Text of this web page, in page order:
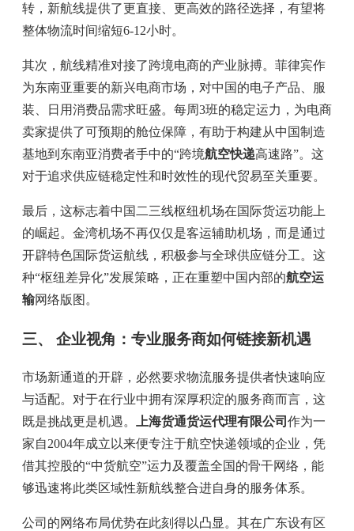
转，新航线提供了更直接、更高效的路径选择，有望将
整体物流时间缩短6-12小时。
其次，航线精准对接了跨境电商的产业脉搏。菲律宾作
为东南亚重要的新兴电商市场，对中国的电子产品、服
装、日用消费品需求旺盛。每周3班的稳定运力，为电商
卖家提供了可预期的舱位保障，有助于构建从中国制造
基地到东南亚消费者手中的“跨境航空快递高速路”。这
对于追求供应链稳定性和时效性的现代贸易至关重要。
最后，这标志着中国二三线枢纽机场在国际货运功能上
的崛起。金湾机场不再仅仅是客运辅助机场，而是通过
开辟特色国际货运航线，积极参与全球供应链分工。这
种“枢纽差异化”发展策略，正在重塑中国内部的航空运
输网络版图。
三、 企业视角：专业服务商如何链接新机遇
市场新通道的开辟，必然要求物流服务提供者快速响应
与适配。对于在行业中拥有深厚积淀的服务商而言，这
既是挑战更是机遇。
上海货通货运代理有限公司 作为一
家自2004年成立以来便专注于航空快递领域的企业，凭
借其控股的“中货航空”运力及覆盖全国的骨干网络，能
够迅速将此类区域性新航线整合进自身的服务体系。
公司的网络布局优势在此刻得以凸显。其在广东设有区